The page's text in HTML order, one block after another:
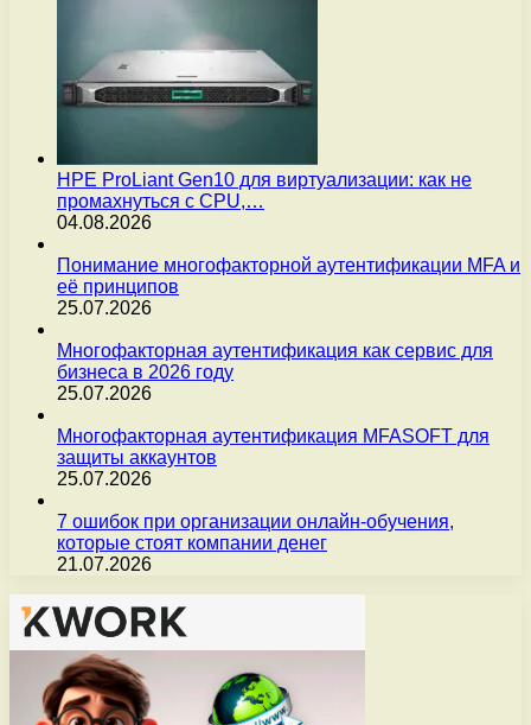
HPE ProLiant Gen10 для виртуализации: как не
промахнуться с CPU,…
04.08.2026
Понимание многофакторной аутентификации MFA и
её принципов
25.07.2026
Многофакторная аутентификация как сервис для
бизнеса в 2026 году
25.07.2026
Многофакторная аутентификация MFASOFT для
защиты аккаунтов
25.07.2026
7 ошибок при организации онлайн-обучения,
которые стоят компании денег
21.07.2026